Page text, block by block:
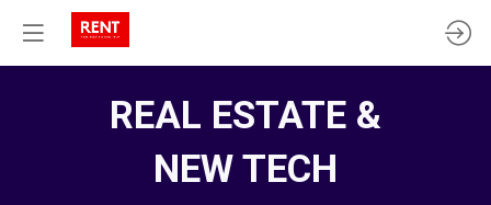
REAL ESTATE &
NEW TECH